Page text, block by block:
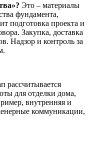
Это – материалы
фундамента,
подготовка проекта и
Закупка, доставка
Надзор и контроль за
рассчитывается
для отделки дома,
внутренняя и
коммуникации,